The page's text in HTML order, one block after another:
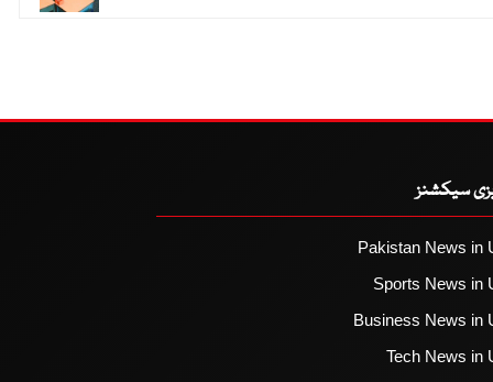
سیکشنز
Pakistan News in
Sports News in
Business News in
Tech News in